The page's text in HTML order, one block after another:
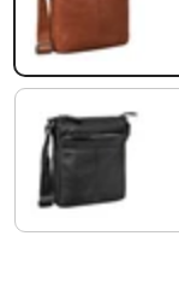
maraska - braun
schwarz